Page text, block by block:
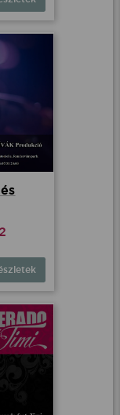
használ
a
védelme